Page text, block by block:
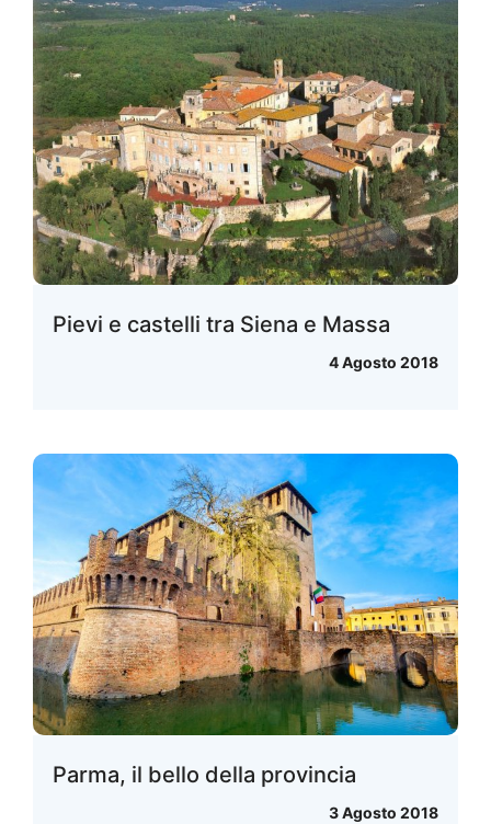
Pievi e castelli tra Siena e Massa
4 Agosto 2018
Parma, il bello della provincia
3 Agosto 2018